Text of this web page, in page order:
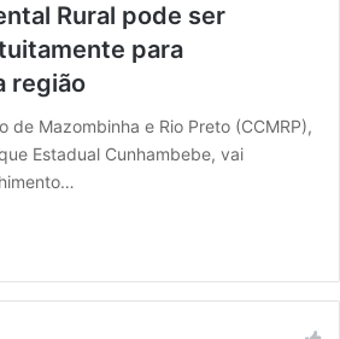
Rural pode ser
para
região
de Mazombinha e Rio Preto (CCMRP),
Estadual Cunhambebe, vai